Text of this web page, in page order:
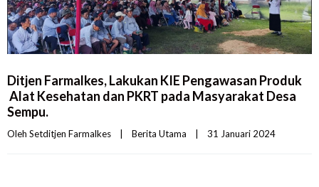
Ditjen Farmalkes, Lakukan KIE Pengawasan Produk
Alat Kesehatan dan PKRT pada Masyarakat Desa
Sempu.
Oleh Setditjen Farmalkes Berita Utama 31 Januari 2024